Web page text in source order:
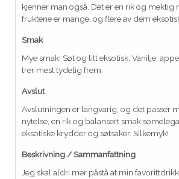
kjenner man også. Det er en rik og mektig
fruktene er mange, og flere av dem
Smak
Mye smak! Søt og litt eksotisk. Vanilje,
trer mest tydelig frem.
Avslut
Avslutningen er langvarig, og det passer
nytelse, en rik og balansert smak
eksotiske krydder og søtsaker. Silkemyk!
Beskrivning / Sammanfattning
Jeg skal aldri mer påstå at min